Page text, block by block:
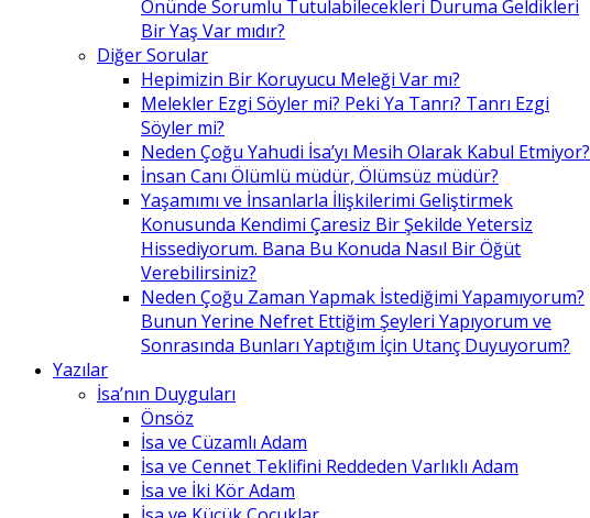
Önünde Sorumlu Tutulabilecekleri Duruma Geldikleri
Bir Yaş Var mıdır?
Diğer Sorular
Hepimizin Bir Koruyucu Meleği Var mı?
Melekler Ezgi Söyler mi? Peki Ya Tanrı? Tanrı Ezgi
Söyler mi?
Neden Çoğu Yahudi İsa’yı Mesih Olarak Kabul Etmiyor?
İnsan Canı Ölümlü müdür, Ölümsüz müdür?
Yaşamımı ve İnsanlarla İlişkilerimi Geliştirmek
Konusunda Kendimi Çaresiz Bir Şekilde Yetersiz
Hissediyorum. Bana Bu Konuda Nasıl Bir Öğüt
Verebilirsiniz?
Neden Çoğu Zaman Yapmak İstediğimi Yapamıyorum?
Bunun Yerine Nefret Ettiğim Şeyleri Yapıyorum ve
Sonrasında Bunları Yaptığım İçin Utanç Duyuyorum?
Yazılar
İsa’nın Duyguları
Önsöz
İsa ve Cüzamlı Adam
İsa ve Cennet Teklifini Reddeden Varlıklı Adam
İsa ve İki Kör Adam